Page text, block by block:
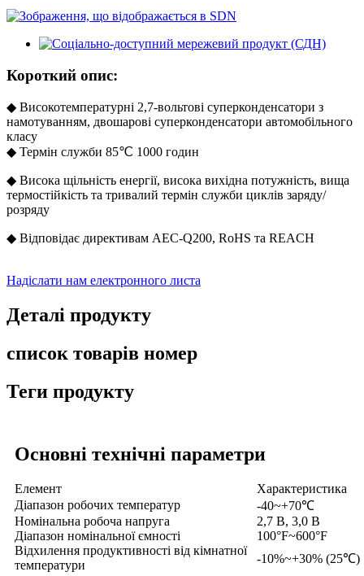
Короткий опис:
◆ Високотемпературні 2,7-вольтові суперконденсатори з
намотуванням, двошарові суперконденсатори автомобільного
класу
◆ Термін служби 85℃ 1000 годин
◆ Висока щільність енергії, висока вихідна потужність, вища
термостійкість та тривалий термін служби циклів заряду/
розряду
◆ Відповідає директивам AEC-Q200, RoHS та REACH
Надіслати нам електронного листа
Деталі продукту
список товарів номер
Теги продукту
Основні технічні параметри
Елемент
Характеристика
Діапазон робочих температур
-40~+70℃
Номінальна робоча напруга
2,7 В, 3,0 В
Діапазон номінальної ємності
100°F~600°F
Відхилення продуктивності від кімнатної
температури
-10%~+30% (25℃)